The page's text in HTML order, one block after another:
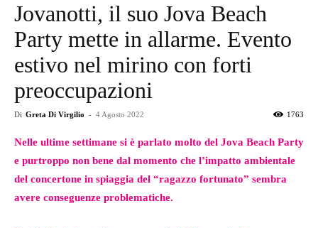
Jovanotti, il suo Jova Beach
Party mette in allarme. Evento
estivo nel mirino con forti
preoccupazioni
Di Greta Di Virgilio - 4 Agosto 2022 1763
Nelle ultime settimane si è parlato molto del Jova Beach Party
e purtroppo non bene dal momento che l’impatto ambientale
del concertone in spiaggia del “ragazzo fortunato” sembra
avere conseguenze problematiche.